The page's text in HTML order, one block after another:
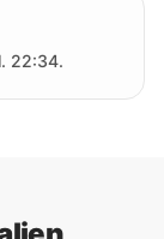
22:34.